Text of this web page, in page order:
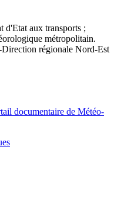
d'Etat aux transports ;
métropolitain.
régionale Nord-Est
documentaire de Météo-